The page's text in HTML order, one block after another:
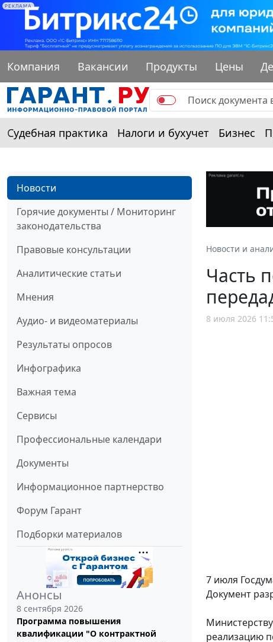
РЕКЛАМА
Компания Вакансии Продукты Цены
Судебная практика Налоги и бухучет Бизнес
Новости
Горячие документы / Мониторинг
законодательства
Правовые консультации
Аналитические статьи
Мнения
Аудио- и видеоматериалы
Результаты опросов
Инфографика
Важная тема
Сервисы
Профессиональные календари
Документы
Информационное партнерство
Форум Гарант
Подборки материалов
Анонсы
8 сентября 2026
Программа повышения
квалификации "О контрактной
Новости и
Часть
8 июля 2026
7 июля
Документ
реализацию